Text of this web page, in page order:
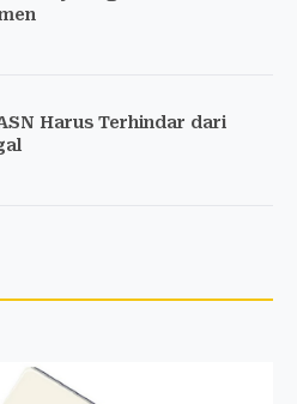
Harus Terhindar dari